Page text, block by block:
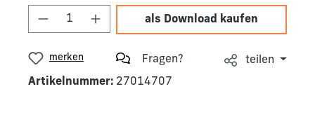
Produkt Anzahl: Gib den gewünschten
als Download kaufen
merken Fragen?
teilen
Artikelnummer: 27014707